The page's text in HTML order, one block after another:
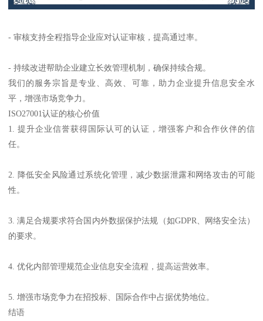
- 审核支持全程指导企业应对认证审核，提高通过率。
- 持续改进帮助企业建立长效管理机制，确保持续合规。
我们的服务宗旨是专业、高效、可靠，助力企业提升信息安全水
平，增强市场竞争力。
ISO27001认证的核心价值
1. 提升企业信誉获得国际认可的认证，增强客户和合作伙伴的信
任。
2. 降低安全风险通过系统化管理，减少数据泄露和网络攻击的可能
性。
3. 满足合规要求符合国内外数据保护法规（如GDPR、网络安全法）
的要求。
4. 优化内部管理规范企业信息安全流程，提高运营效率。
5. 增强市场竞争力在招投标、国际合作中占据优势地位。
结语